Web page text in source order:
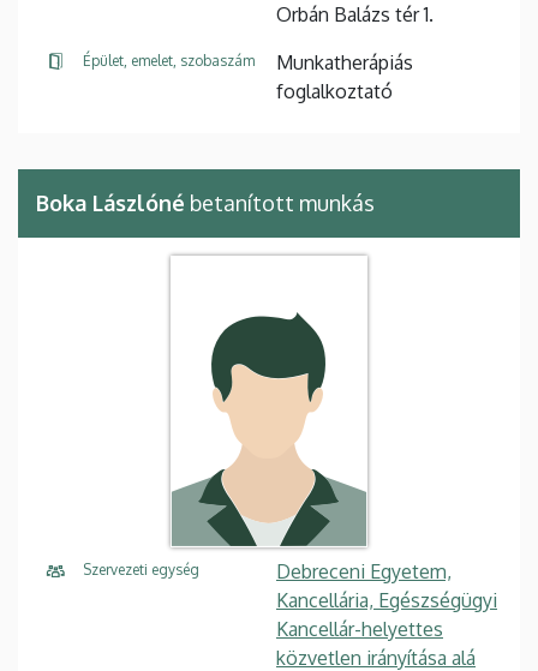
Orbán Balázs tér 1.
Épület, emelet, szobaszám
Munkatherápiás
foglalkoztató
Boka Lászlóné betanított munkás
Szervezeti egység
Debreceni Egyetem,
Kancellária, Egészségügyi
Kancellár-helyettes
közvetlen irányítása alá